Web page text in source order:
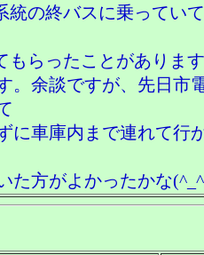
統の終バスに乗ってい
もらったことがありま
。余談ですが、先日市
に車庫内まで連れて行
た方がよかったかな